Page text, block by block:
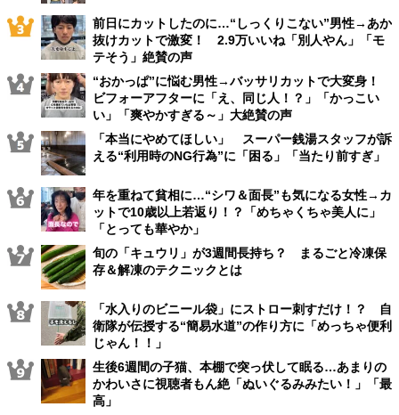
前日にカットしたのに…“しっくりこない”男性→あか
抜けカットで激変！ 2.9万いいね「別人やん」「モ
テそう」絶賛の声
“おかっぱ”に悩む男性→バッサリカットで大変身！
ビフォーアフターに「え、同じ人！？」「かっこい
い」「爽やかすぎる～」大絶賛の声
「本当にやめてほしい」 スーパー銭湯スタッフが訴
える“利用時のNG行為”に「困る」「当たり前すぎ」
年を重ねて貧相に…“シワ＆面長”も気になる女性→カ
ットで10歳以上若返り！？「めちゃくちゃ美人に」
「とっても華やか」
旬の「キュウリ」が3週間長持ち？ まるごと冷凍保
存＆解凍のテクニックとは
「水入りのビニール袋」にストロー刺すだけ！？ 自
衛隊が伝授する“簡易水道”の作り方に「めっちゃ便利
じゃん！！」
生後6週間の子猫、本棚で突っ伏して眠る…あまりの
かわいさに視聴者もん絶「ぬいぐるみみたい！」「最
高」